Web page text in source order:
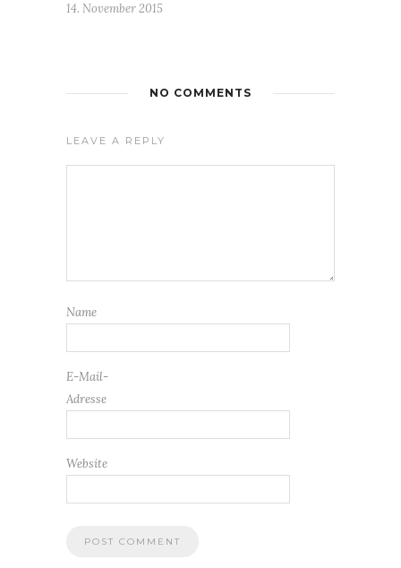
14. November 2015
NO COMMENTS
LEAVE A REPLY
Name
E-Mail-
Adresse
Website